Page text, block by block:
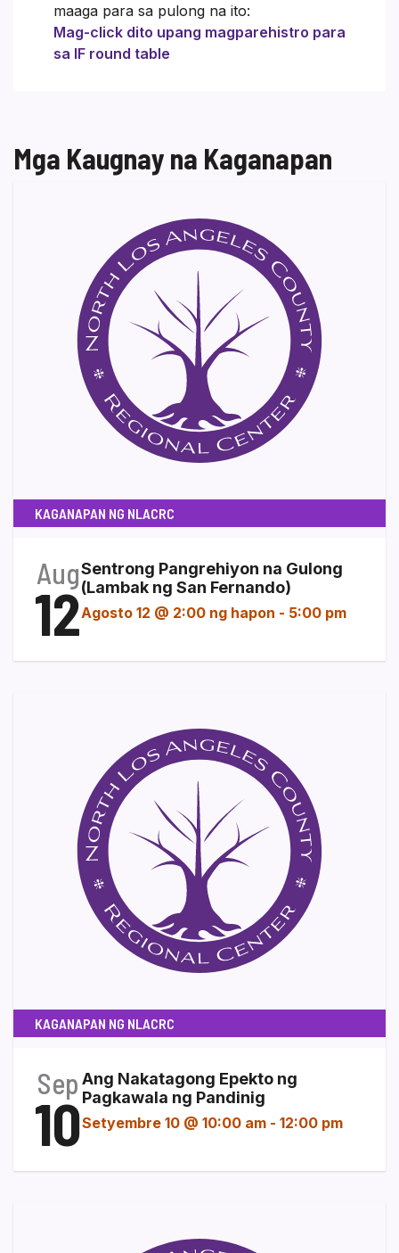
maaga para sa pulong na ito:
Mag-click dito upang magparehistro para
sa IF round table
Mga Kaugnay na Kaganapan
KAGANAPAN NG NLACRC
Aug
12
Sentrong Pangrehiyon na Gulong
(Lambak ng San Fernando)
Agosto 12 @ 2:00 ng hapon - 5:00 pm
KAGANAPAN NG NLACRC
Sep
10
Ang Nakatagong Epekto ng
Pagkawala ng Pandinig
Setyembre 10 @ 10:00 am - 12:00 pm